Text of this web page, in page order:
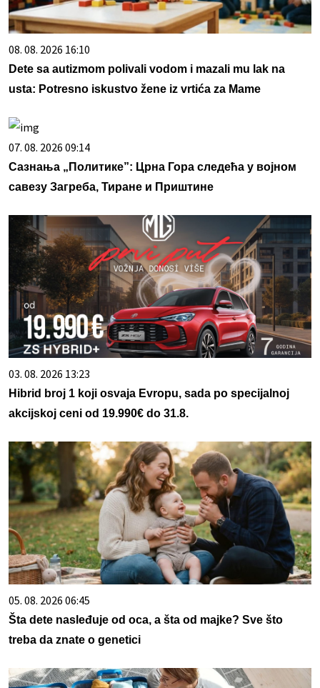
08. 08. 2026 16:10
Dete sa autizmom polivali vodom i mazali mu lak na
usta: Potresno iskustvo žene iz vrtića za Mame
07. 08. 2026 09:14
Сазнања „Политике”: Црна Гора следећа у војном
савезу Загреба, Тиране и Приштине
03. 08. 2026 13:23
Hibrid broj 1 koji osvaja Evropu, sada po specijalnoj
akcijskoj ceni od 19.990€ do 31.8.
05. 08. 2026 06:45
Šta dete nasleđuje od oca, a šta od majke? Sve što
treba da znate o genetici